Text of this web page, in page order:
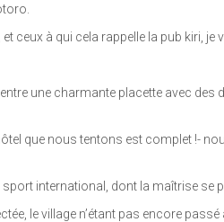
ceux à qui cela rappelle la pub kiri,
une charmante placette avec
que nous tentons est complet !-
international, dont la maîtrise se
le village n’étant pas encore passé